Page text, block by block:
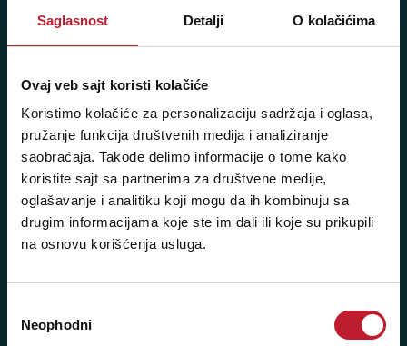
Saglasnost Detalji O kolačićima
Ovaj veb sajt koristi kolačiće
Koristimo kolačiće za personalizaciju sadržaja i oglasa,
pružanje funkcija društvenih medija i analiziranje
saobraćaja. Takođe delimo informacije o tome kako
koristite sajt sa partnerima za društvene medije,
oglašavanje i analitiku koji mogu da ih kombinuju sa
drugim informacijama koje ste im dali ili koje su prikupili
na osnovu korišćenja usluga.
сагласности
Neophodni
Pišite nam: info@player.rs
060/6470116
NAŠE PRODAVNICE
Beograd - Svetogorska 9
Telefoni: